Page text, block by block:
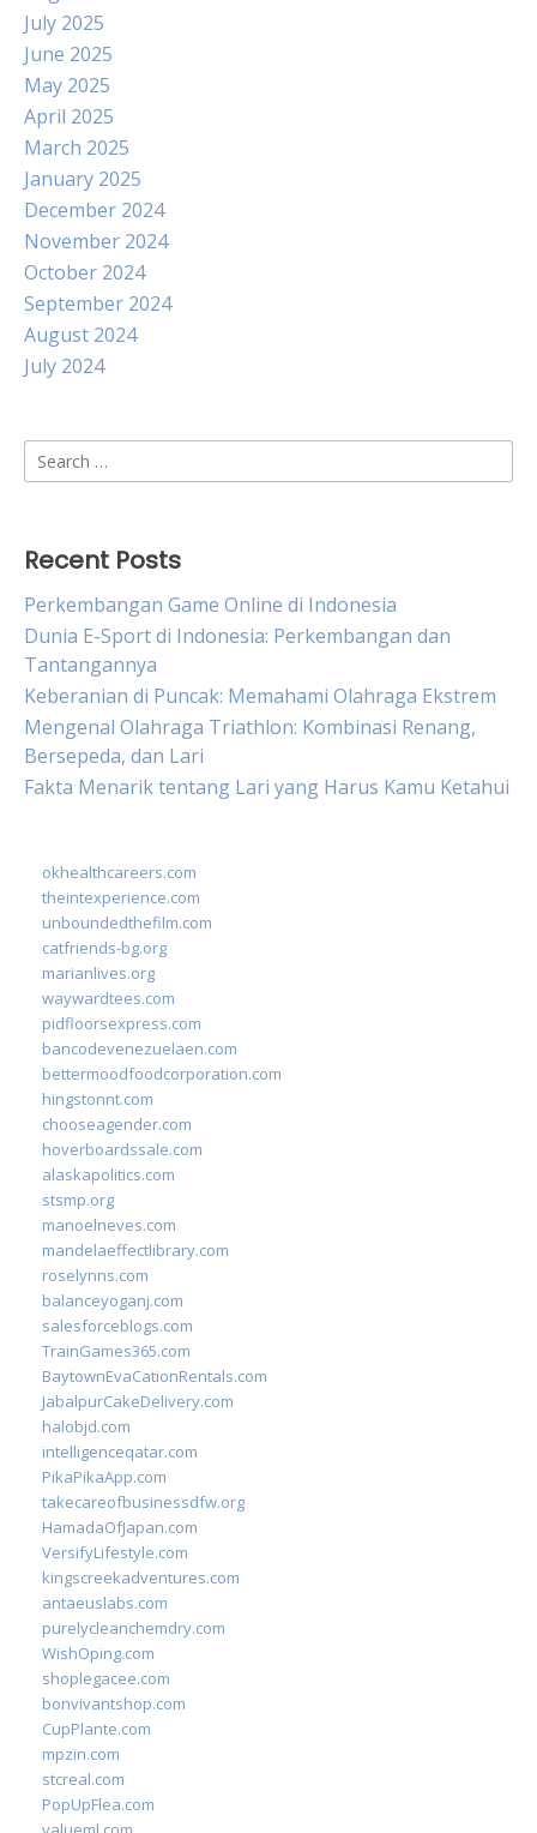
July 2025
June 2025
May 2025
April 2025
March 2025
January 2025
December 2024
November 2024
October 2024
September 2024
August 2024
July 2024
Search
for:
Recent Posts
Perkembangan Game Online di Indonesia
Dunia E-Sport di Indonesia: Perkembangan dan
Tantangannya
Keberanian di Puncak: Memahami Olahraga Ekstrem
Mengenal Olahraga Triathlon: Kombinasi Renang,
Bersepeda, dan Lari
Fakta Menarik tentang Lari yang Harus Kamu Ketahui
okhealthcareers.com
theintexperience.com
unboundedthefilm.com
catfriends-bg.org
marianlives.org
waywardtees.com
pidfloorsexpress.com
bancodevenezuelaen.com
bettermoodfoodcorporation.com
hingstonnt.com
chooseagender.com
hoverboardssale.com
alaskapolitics.com
stsmp.org
manoelneves.com
mandelaeffectlibrary.com
roselynns.com
balanceyoganj.com
salesforceblogs.com
TrainGames365.com
BaytownEvaCationRentals.com
JabalpurCakeDelivery.com
halobjd.com
intelligenceqatar.com
PikaPikaApp.com
takecareofbusinessdfw.org
HamadaOfJapan.com
VersifyLifestyle.com
kingscreekadventures.com
antaeuslabs.com
purelycleanchemdry.com
WishOping.com
shoplegacee.com
bonvivantshop.com
CupPlante.com
mpzin.com
stcreal.com
PopUpFlea.com